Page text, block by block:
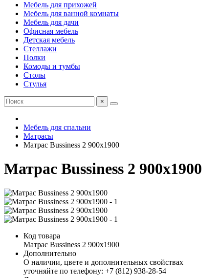
Мебель для прихожей
Мебель для ванной комнаты
Мебель для дачи
Офисная мебель
Детская мебель
Стеллажи
Полки
Комоды и тумбы
Столы
Стулья
×
Мебель для спальни
Матрасы
Матрас Bussiness 2 900х1900
Матрас Bussiness 2 900х1900
Код товара
Матрас Bussiness 2 900х1900
Дополнительно
О наличии, цвете и дополнительных свойствах
уточняйте по телефону: +7 (812) 938-28-54